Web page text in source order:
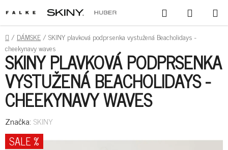
NA
OBSAH
HĽADAŤ
KOŠÍK
DOMOV
/ DÁMSKE/ SKINY plavková podprsenka vystužená Beacholidays -
cheekynavy waves
SKINY PLAVKOVÁ PODPRSENKA
VYSTUŽENÁ BEACHOLIDAYS -
CHEEKYNAVY WAVES
Značka: SKINY
SALE %